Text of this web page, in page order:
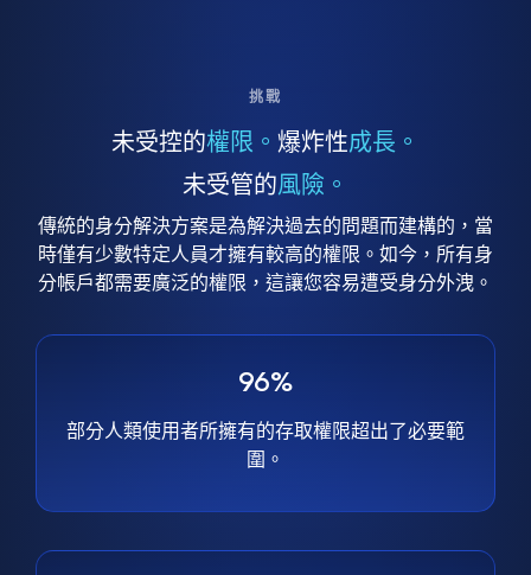
挑戰
未受控的權限。 爆炸性成長。
未受管的風險。
傳統的身分解決方案是為解決過去的問題而建構的，當
時僅有少數特定人員才擁有較高的權限。如今，所有身
分帳戶都需要廣泛的權限，這讓您容易遭受身分外洩。
96%
部分人類使用者所擁有的存取權限超出了必要範
圍。